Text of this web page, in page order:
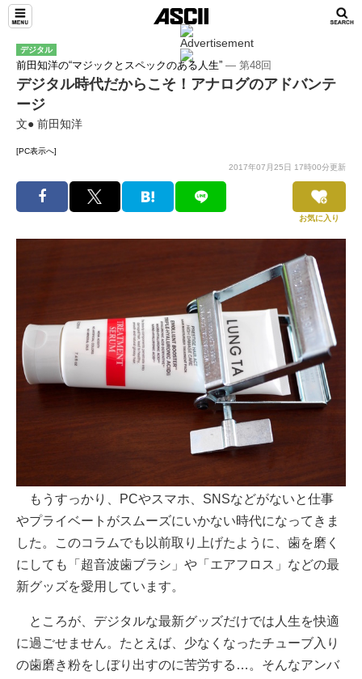
デジタル
前田知洋の“マジックとスペックのある人生” ― 第48回
デジタル時代だからこそ！アナログのアドバンテ
ージ
文● 前田知洋
[PC表示へ]
2017年07月25日 17時00分更新
お気に入り
もうすっかり、PCやスマホ、SNSなどがないと仕事
やプライベートがスムーズにいかない時代になってきま
した。このコラムでも以前取り上げたように、歯を磨く
にしても「超音波歯ブラシ」や「エアフロス」などの最
新グッズを愛用しています。
ところが、デジタルな最新グッズだけでは人生を快適
に過ごせません。たとえば、少なくなったチューブ入り
の歯磨き粉をしぼり出すのに苦労する…。そんなアンバ